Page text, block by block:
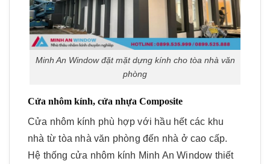
Minh An Window đặt mặt dựng kính cho tòa nhà văn
phòng
Cửa nhôm kính, cửa nhựa Composite
Cửa nhôm kính phù hợp với hầu hết các khu
nhà từ tòa nhà văn phòng đến nhà ở cao cấp.
Hệ thống cửa nhôm kính Minh An Window thiết